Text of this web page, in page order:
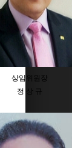
상임위원장
정 상 규